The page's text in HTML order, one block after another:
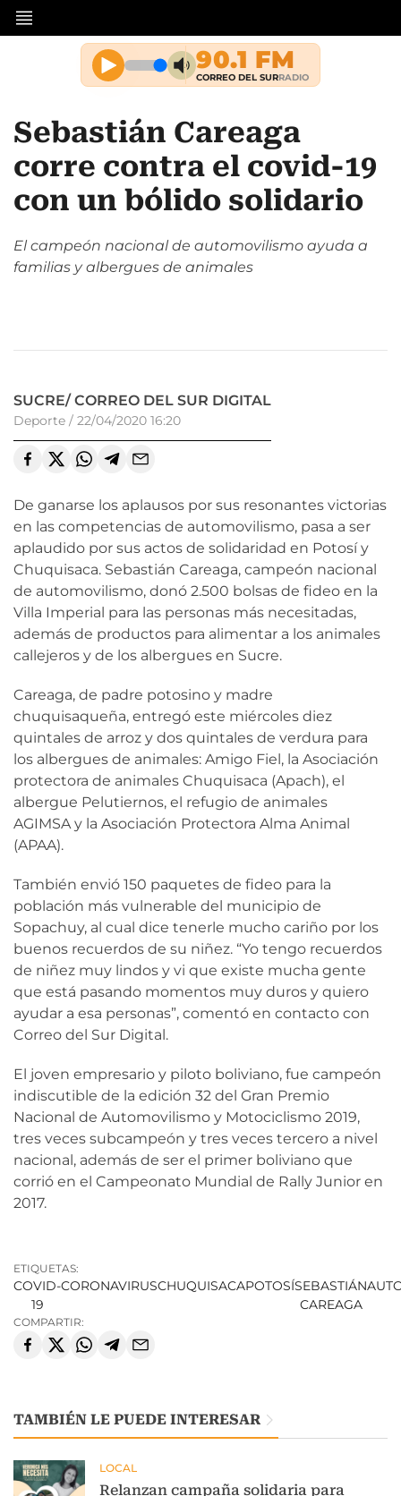
Sebastián Careaga
corre contra el covid-19
con un bólido solidario
El campeón nacional de automovilismo ayuda a
familias y albergues de animales
SUCRE/ CORREO DEL SUR DIGITAL
Deporte / 22/04/2020 16:20
De ganarse los aplausos por sus resonantes victorias
en las competencias de automovilismo, pasa a ser
aplaudido por sus actos de solidaridad en Potosí y
Chuquisaca. Sebastián Careaga, campeón nacional
de automovilismo, donó 2.500 bolsas de fideo en la
Villa Imperial para las personas más necesitadas,
además de productos para alimentar a los animales
callejeros y de los albergues en Sucre.
Careaga, de padre potosino y madre
chuquisaqueña, entregó este miércoles diez
quintales de arroz y dos quintales de verdura para
los albergues de animales: Amigo Fiel, la Asociación
protectora de animales Chuquisaca (Apach), el
albergue Pelutiernos, el refugio de animales
AGIMSA y la Asociación Protectora Alma Animal
(APAA).
También envió 150 paquetes de fideo para la
población más vulnerable del municipio de
Sopachuy, al cual dice tenerle mucho cariño por los
buenos recuerdos de su niñez. “Yo tengo recuerdos
de niñez muy lindos y vi que existe mucha gente
que está pasando momentos muy duros y quiero
ayudar a esa personas”, comentó en contacto con
Correo del Sur Digital.
El joven empresario y piloto boliviano, fue campeón
indiscutible de la edición 32 del Gran Premio
Nacional de Automovilismo y Motociclismo 2019,
tres veces subcampeón y tres veces tercero a nivel
nacional, además de ser el primer boliviano que
corrió en el Campeonato Mundial de Rally Junior en
2017.
ETIQUETAS:
COVID-
19
CORONAVIRUSCHUQUISACAPOTOSÍSEBASTIÁN
CAREAGA
COMPARTIR:
TAMBIÉN LE PUEDE INTERESAR